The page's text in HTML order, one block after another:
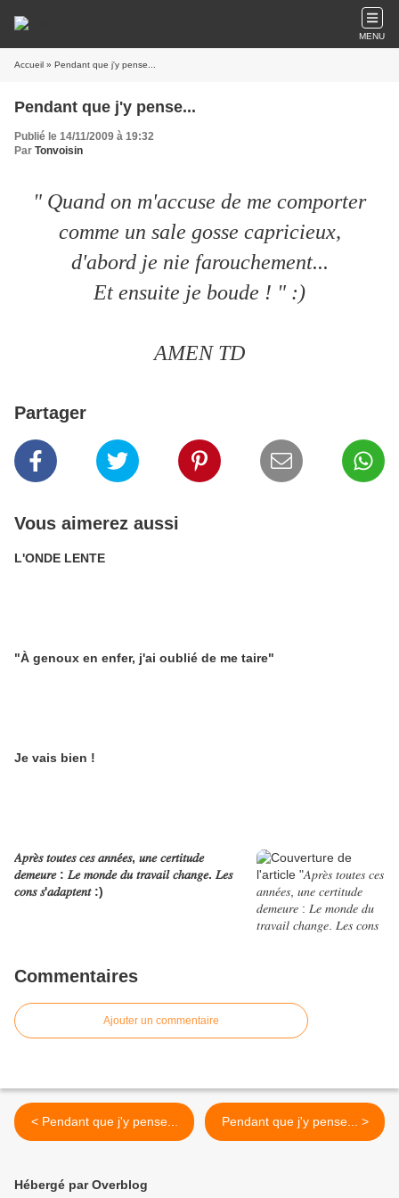
MENU
Accueil » Pendant que j'y pense...
Pendant que j'y pense...
Publié le 14/11/2009 à 19:32
Par Tonvoisin
" Quand on m'accuse de me comporter
comme un sale gosse capricieux,
d'abord je nie farouchement...
Et ensuite je boude ! " :)
AMEN TD
Partager
Vous aimerez aussi
L'ONDE LENTE
"À genoux en enfer, j'ai oublié de me taire"
Je vais bien !
𝐴𝑝𝑟𝑒̀𝑠 𝑡𝑜𝑢𝑡𝑒𝑠 𝑐𝑒𝑠 𝑎𝑛𝑛𝑒́𝑒𝑠, 𝑢𝑛𝑒 𝑐𝑒𝑟𝑡𝑖𝑡𝑢𝑑𝑒
𝑑𝑒𝑚𝑒𝑢𝑟𝑒 : 𝐿𝑒 𝑚𝑜𝑛𝑑𝑒 𝑑𝑢 𝑡𝑟𝑎𝑣𝑎𝑖𝑙 𝑐ℎ𝑎𝑛𝑔𝑒. 𝐿𝑒𝑠
𝑐𝑜𝑛𝑠 𝑠'𝑎𝑑𝑎𝑝𝑡𝑒𝑛𝑡 :)
Commentaires
Ajouter un commentaire
< Pendant que j'y pense... Pendant que j'y pense... >
Hébergé par Overblog